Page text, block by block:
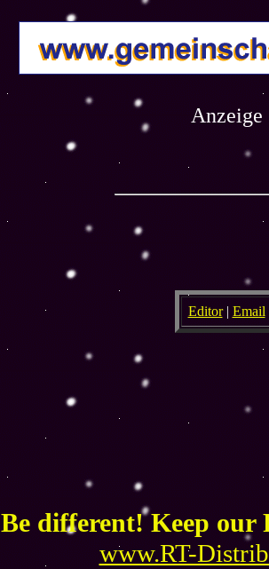
Anzeige
Editor| Email
Be different! Keep our
www.RT-